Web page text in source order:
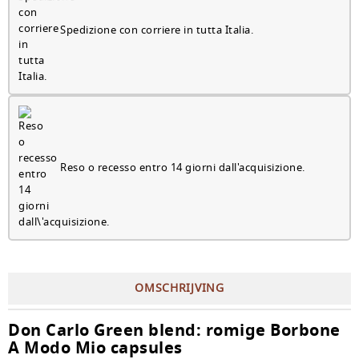
Spedizione con corriere in tutta Italia.
Reso o recesso entro 14 giorni dall'acquisizione.
OMSCHRIJVING
Don Carlo Green blend: romige Borbone
A Modo Mio capsules